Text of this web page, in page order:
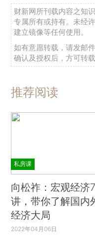
财新网所刊载内容之知
专属所有或持有。未经
建立镜像等任何使用。
如有意愿转载，请发邮
确认及授权后，方可转载
推荐阅读
私房课
向松祚：宏观经济
讲，带你了解国内
经济大局
2022年04月06日